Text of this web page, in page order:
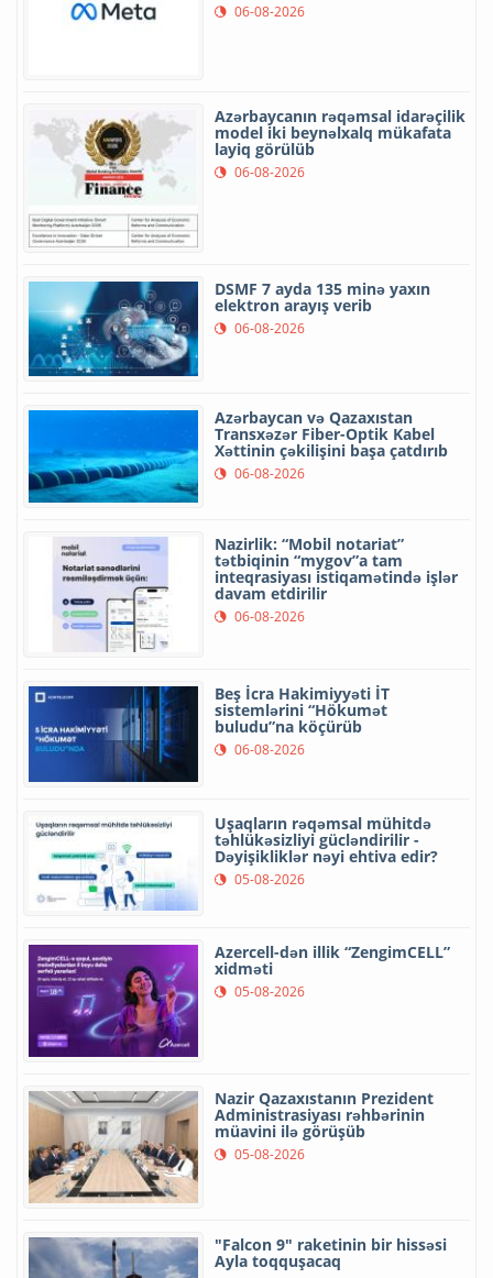
06-08-2026
Azərbaycanın rəqəmsal idarəçilik
model iki beynəlxalq mükafata
layiq görülüb
06-08-2026
DSMF 7 ayda 135 minə yaxın
elektron arayış verib
06-08-2026
Azərbaycan və Qazaxıstan
Transxəzər Fiber-Optik Kabel
Xəttinin çəkilişini başa çatdırıb
06-08-2026
Nazirlik: “Mobil notariat”
tətbiqinin “mygov”a tam
inteqrasiyası istiqamətində işlər
davam etdirilir
06-08-2026
Beş İcra Hakimiyyəti İT
sistemlərini “Hökumət
buludu”na köçürüb
06-08-2026
Uşaqların rəqəmsal mühitdə
təhlükəsizliyi gücləndirilir -
Dəyişikliklər nəyi ehtiva edir?
05-08-2026
Azercell-dən illik “ZengimCELL”
xidməti
05-08-2026
Nazir Qazaxıstanın Prezident
Administrasiyası rəhbərinin
müavini ilə görüşüb
05-08-2026
"Falcon 9" raketinin bir hissəsi
Ayla toqquşacaq